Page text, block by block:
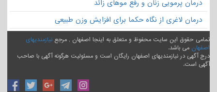
درمان پرمویی زنان و رفع موهای زائد
درمان لاغری از نگاه حکما برای افزایش وزن طبیعی
تمامی حقوق این سایت محفوظ و متعلق به اینجا اصفهان , مرجع نیازمندیهای
اصفهان می باشد.
درج آگهی در نیازمندیهای اصفهان رایگان است و مسئولیت هرگونه آگهی با صاحب
آگهی است.